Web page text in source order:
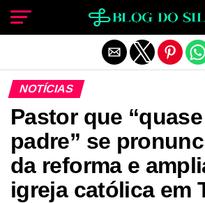
NOTÍCIAS
Pastor que
padre” se
da reforma e
igreja católica em
Sair da versão